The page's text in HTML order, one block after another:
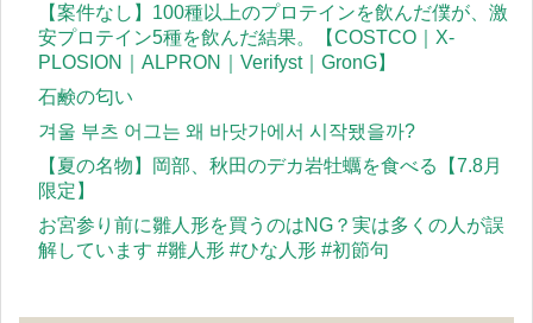
【案件なし】100種以上のプロテインを飲んだ僕が、激
安プロテイン5種を飲んだ結果。【COSTCO｜X-
PLOSION｜ALPRON｜Verifyst｜GronG】
石鹸の匂い
겨울 부츠 어그는 왜 바닷가에서 시작됐을까?
【夏の名物】岡部、秋田のデカ岩牡蠣を食べる【7.8月
限定】
お宮参り前に雛人形を買うのはNG？実は多くの人が誤
解しています #雛人形 #ひな人形 #初節句